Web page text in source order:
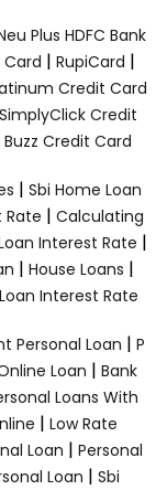
Plus HDFC Bank
Card | RupiCard |
Credit Card
SimplyClick Credit
Buzz Credit Card
| Sbi Home Loan
Rate | Calculating
Interest Rate |
| House Loans |
Interest Rate
Personal Loan | P
Loan | Bank
Loans With
| Low Rate
Loan | Personal
Loan | Sbi